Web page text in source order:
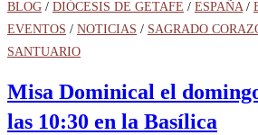
BLOG / DIÓCESIS DE GETAFE / ESPAÑA /
EVENTOS / NOTICIAS / SAGRADO
SANTUARIO
Misa Dominical el
las 10:30 en la Basílica